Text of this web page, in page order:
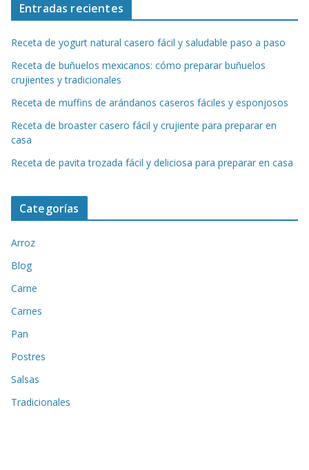
Entradas recientes
Receta de yogurt natural casero fácil y saludable paso a paso
Receta de buñuelos mexicanos: cómo preparar buñuelos
crujientes y tradicionales
Receta de muffins de arándanos caseros fáciles y esponjosos
Receta de broaster casero fácil y crujiente para preparar en
casa
Receta de pavita trozada fácil y deliciosa para preparar en casa
Categorías
Arroz
Blog
Carne
Carnes
Pan
Postres
Salsas
Tradicionales